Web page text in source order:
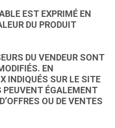
EST EXPRIMÉ EN
DU PRODUIT
DU VENDEUR SONT
EN
INDIQUÉS SUR LE SITE
PEUVENT ÉGALEMENT
OU DE VENTES